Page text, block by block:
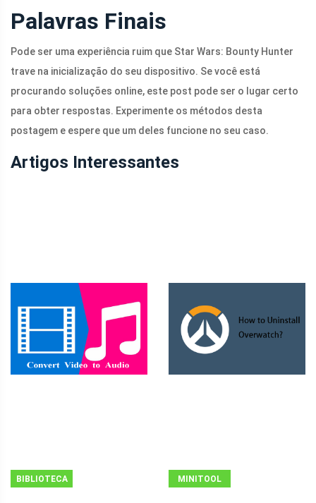
Palavras Finais
Pode ser uma experiência ruim que Star Wars: Bounty Hunter
trave na inicialização do seu dispositivo. Se você está
procurando soluções online, este post pode ser o lugar certo
para obter respostas. Experimente os métodos desta
postagem e espere que um deles funcione no seu caso.
Artigos Interessantes
BIBLIOTECA
MINITOOL